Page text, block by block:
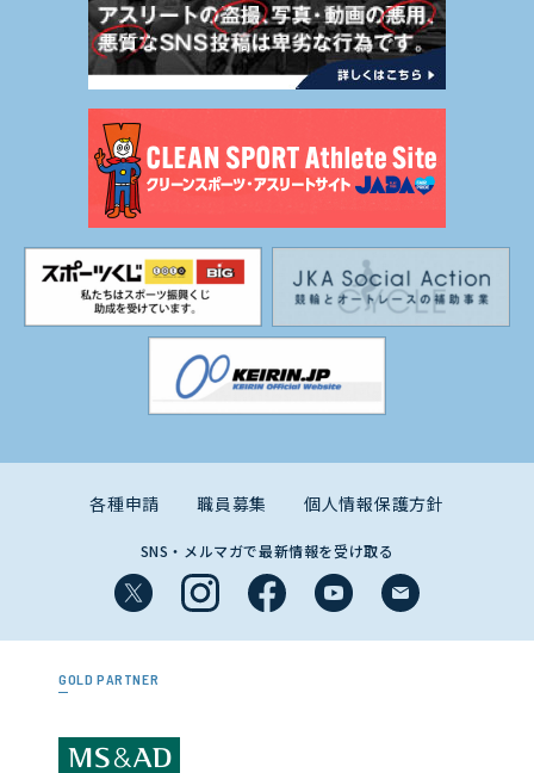
各種申請 職員募集 個人情報保護方針
SNS・メルマガで最新情報を受け取る
GOLD PARTNER